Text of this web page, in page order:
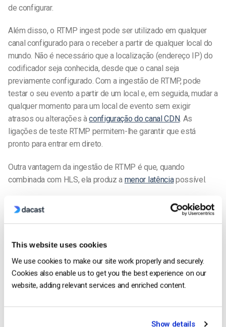
This website uses cookies
We use cookies to make our site work properly and securely.
Cookies also enable us to get you the best experience on our
website, adding relevant services and enriched content.
Show details
de configurar.
Além disso, o RTMP ingest pode ser utilizado em qualquer
canal configurado para o receber a partir de qualquer local do
mundo. Não é necessário que a localização (endereço IP) do
codificador seja conhecida, desde que o canal seja
previamente configurado. Com a ingestão de RTMP, pode
testar o seu evento a partir de um local e, em seguida, mudar a
qualquer momento para um local de evento sem exigir
atrasos ou alterações àconfiguração do canal CDN. As
ligações de teste RTMP permitem-lhe garantir que está
pronto para entrar em direto.
Outra vantagem da ingestão de RTMP é que, quando
combinada com HLS, ela produz a menor latênciapossível.
vídeo dos servidoresCDN de vídeo
Flash. É o mesmo protocolo, mas com uma função diferente.
A ingestão de RTMP é utilizada com plataformasmodernas
streaming HLScom um leitor de vídeo HTML5. O streaming